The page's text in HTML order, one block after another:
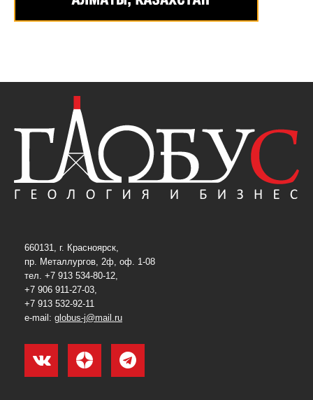
660131, г. Красноярск,
пр. Металлургов, 2ф, оф. 1-08
тел. +7 913 534-80-12,
+7 906 911-27-03,
+7 913 532-92-11
e-mail: globus-j@mail.ru